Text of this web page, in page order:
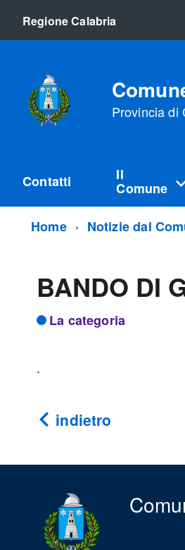
Regione Calabria
Provincia di
Contatti Il
Comune
Home Notizie dal
BANDO DI
La categoria
.
indietro